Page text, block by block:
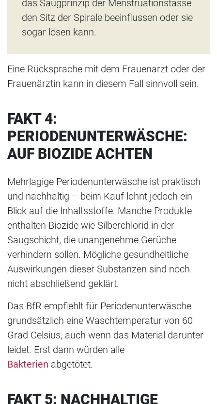
das Saugprinzip der Menstruationstasse
den Sitz der Spirale beeinflussen oder sie
sogar lösen kann.
Eine Rücksprache mit dem Frauenarzt oder der
Frauenärztin kann in diesem Fall sinnvoll sein.
FAKT 4:
PERIODENUNTERWÄSCHE:
AUF BIOZIDE ACHTEN
Mehrlagige Periodenunterwäsche ist praktisch
und nachhaltig – beim Kauf lohnt jedoch ein
Blick auf die Inhaltsstoffe. Manche Produkte
enthalten Biozide wie Silberchlorid in der
Saugschicht, die unangenehme Gerüche
verhindern sollen. Mögliche gesundheitliche
Auswirkungen dieser Substanzen sind noch
nicht abschließend geklärt.
Das BfR empfiehlt für Periodenunterwäsche
grundsätzlich eine Waschtemperatur von 60
Grad Celsius, auch wenn das Material darunter
leidet. Erst dann würden alle
Bakterien abgetötet.
FAKT 5: NACHHALTIGE